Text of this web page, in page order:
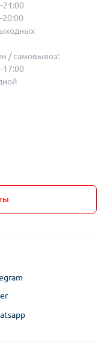
/ самовывоз: